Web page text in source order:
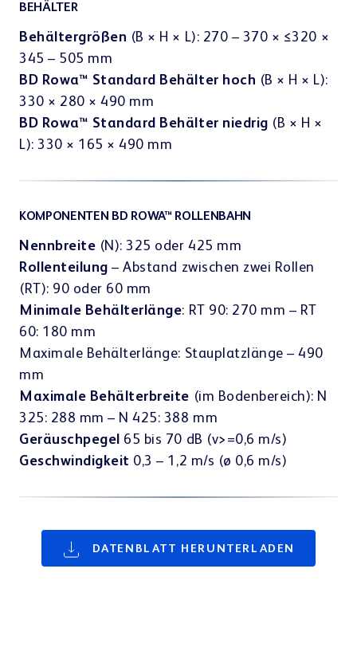
BEHÄLTER
Behältergrößen (B × H × L): 270 – 370 × ≤320 ×
345 – 505 mm
BD Rowa™ Standard Behälter hoch (B × H × L):
330 × 280 × 490 mm
BD Rowa™ Standard Behälter niedrig (B × H ×
L): 330 × 165 × 490 mm
KOMPONENTEN BD ROWA™ ROLLENBAHN
Nennbreite (N): 325 oder 425 mm
Rollenteilung– Abstand zwischen zwei Rollen
(RT): 90 oder 60 mm
Minimale Behälterlänge: RT 90: 270 mm – RT
60: 180 mm
Maximale Behälterlänge: Stauplatzlänge – 490
mm
Maximale Behälterbreite (im Bodenbereich): N
325: 288 mm – N 425: 388 mm
Geräuschpegel 65 bis 70 dB (v>=0,6 m/s)
Geschwindigkeit 0,3 – 1,2 m/s (ø 0,6 m/s)
DATENBLATT HERUNTERLADEN